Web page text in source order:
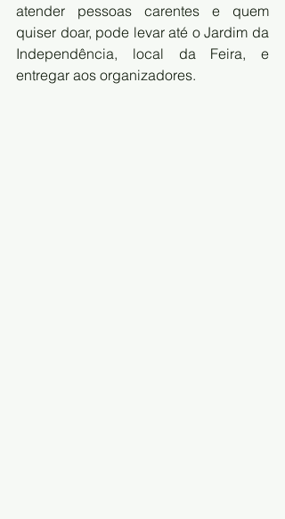
atender pessoas carentes e quem
quiser doar, pode levar até o Jardim da
Independência, local da Feira, e
entregar aos organizadores.